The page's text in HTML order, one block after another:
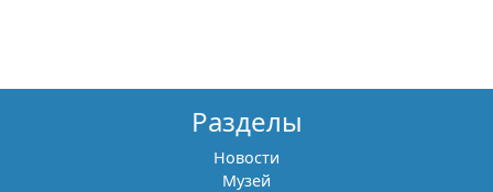
Разделы
Новости
Музей